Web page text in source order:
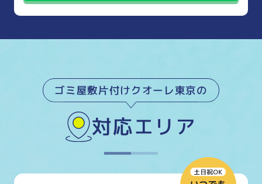
ゴミ屋敷片付けクオーレ東京の
対応エリア